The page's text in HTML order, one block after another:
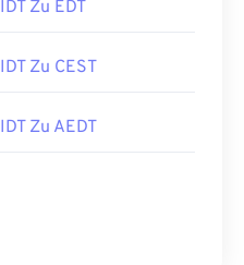
IDT Zu EDT
IDT Zu CEST
IDT Zu AEDT